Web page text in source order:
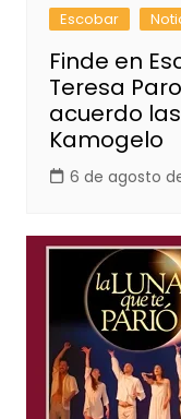
Escobar
Finde en
Teresa
acuerdo
Kamogelo
6 de agosto